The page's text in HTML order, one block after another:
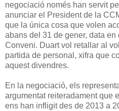
negociació només han servit
anunciar el President de la
que la única cosa que volen
abans del 31 de gener, data
Conveni. Duart vol retallar al
partida de personal, xifra que
aquest divendres.
En la negociació, els
argumentat reiteradament que
ens han infligit des de 2013 a